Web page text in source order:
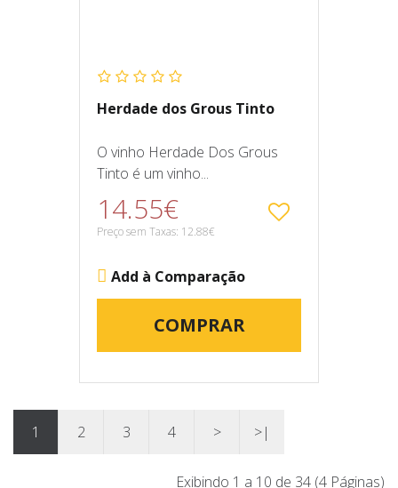
Herdade dos Grous Tinto
O vinho Herdade Dos Grous
Tinto é um vinho...
14.55€
Preço sem Taxas: 12.88€
Add à Comparação
COMPRAR
1 2 3 4 > >|
Exibindo 1 a 10 de 34 (4 Páginas)